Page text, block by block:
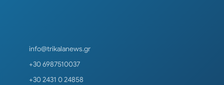
info@trikalanews.gr
+30 6987510037
+30 2431 0 24858